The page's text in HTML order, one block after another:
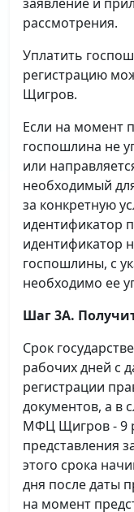
рассмотрения.
Уплатить
регистрацию
Щигров.
Если на момент
госпошлина не
или
необходимый
за конкретную
идентификатор
идентификатор
госпошлины, с
необходимо ее
Шаг 3А.
Срок
рабочих дней с
регистрации
документов, а в
МФЦ Щигров - 9
представления
этого срока
дня после даты
на момент